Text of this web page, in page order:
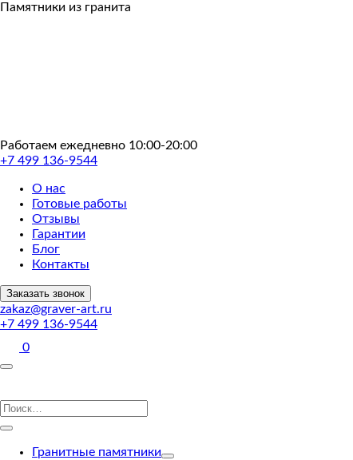
Пропустить
Памятники из гранита
Работаем ежедневно 10:00-20:00
+7 499 136-9544
О нас
Готовые работы
Отзывы
Гарантии
Блог
Контакты
Заказать звонок
zakaz@graver-art.ru
+7 499 136-9544
0
Гранитные памятники